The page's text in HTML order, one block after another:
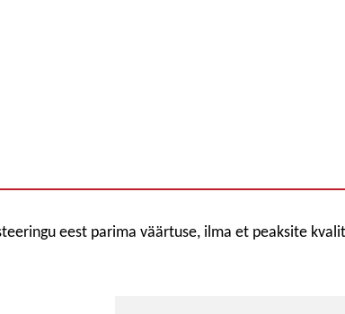
eest parima väärtuse, ilma et peaksite